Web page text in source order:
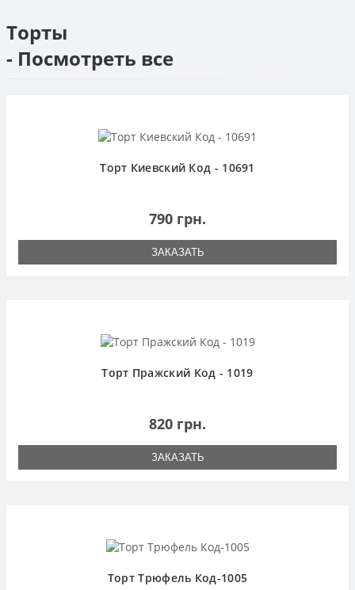
Торты
- Посмотреть все
Торт Киевский Код - 10691
790 грн.
ЗАКАЗАТЬ
Торт Пражский Код - 1019
820 грн.
ЗАКАЗАТЬ
Торт Трюфель Код-1005